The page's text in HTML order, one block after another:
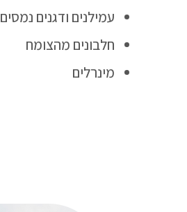
עמילנים ודגנים נמסים
חלבונים מהצומח
מינרלים